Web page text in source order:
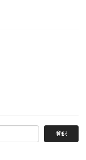
登録